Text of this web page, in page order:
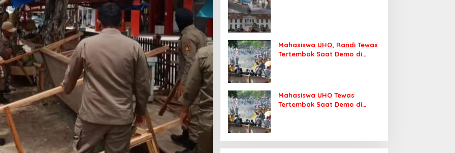
Mahasiswa UHO, Randi Tewas
Tertembak Saat Demo di
Mahasiswa UHO Tewas
Tertembak Saat Demo di